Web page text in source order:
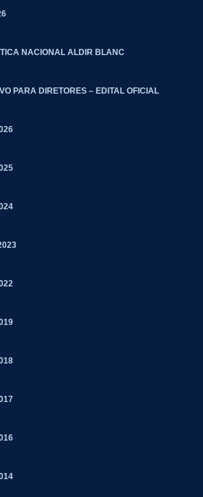
NACIONAL ALDIR BLANC
PARA DIRETORES – EDITAL OFICIAL